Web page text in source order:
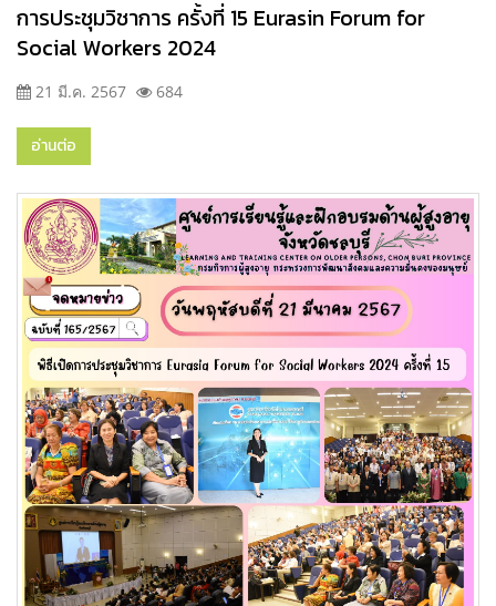
การประชุมวิชาการ ครั้งที่ 15 Eurasin Forum for
Social Workers 2024
21 มี.ค. 2567 684
อ่านต่อ